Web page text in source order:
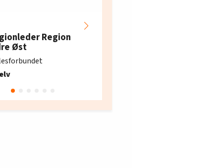
Region
Øst